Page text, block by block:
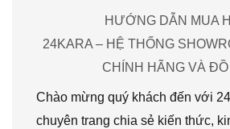
HƯỚNG DẪN MUA
24KARA – HỆ THỐNG
CHÍNH HÃNG VÀ
Chào mừng quý khách đến với
chuyên trang chia sẻ kiến thức,